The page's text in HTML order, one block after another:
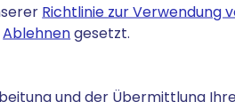
Richtlinie zur Verwendung
Ablehnengesetzt.
und der Übermittlung
Domains zuständig. In
Inc. übernommen, das